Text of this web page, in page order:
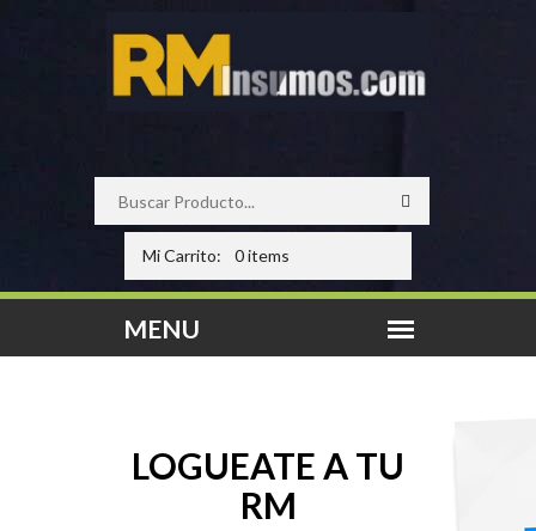
Mi Carrito: 0 items
LOGUEATE A TU
RM